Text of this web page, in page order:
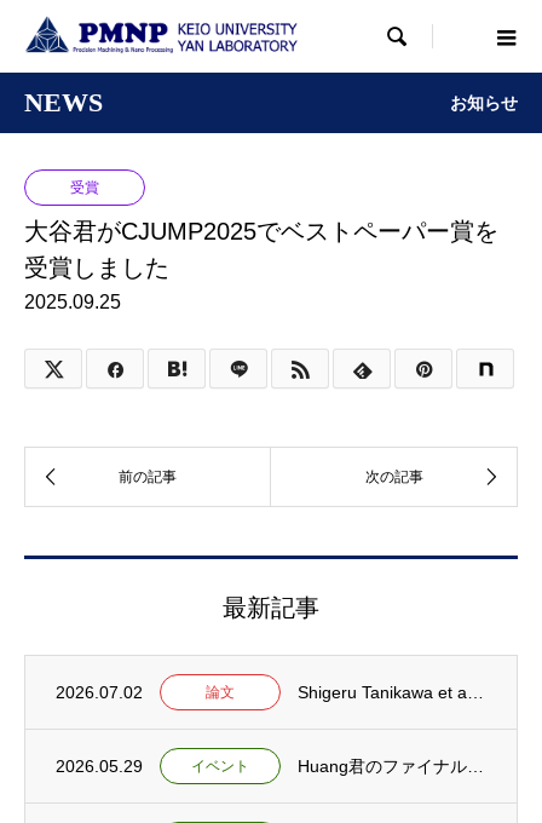

NEWS お知らせ
受賞
大谷君がCJUMP2025でベストペーパー賞を
受賞しました
2025.09.25
最新記事
2026.07.02 論文
2026.05.29 イベント